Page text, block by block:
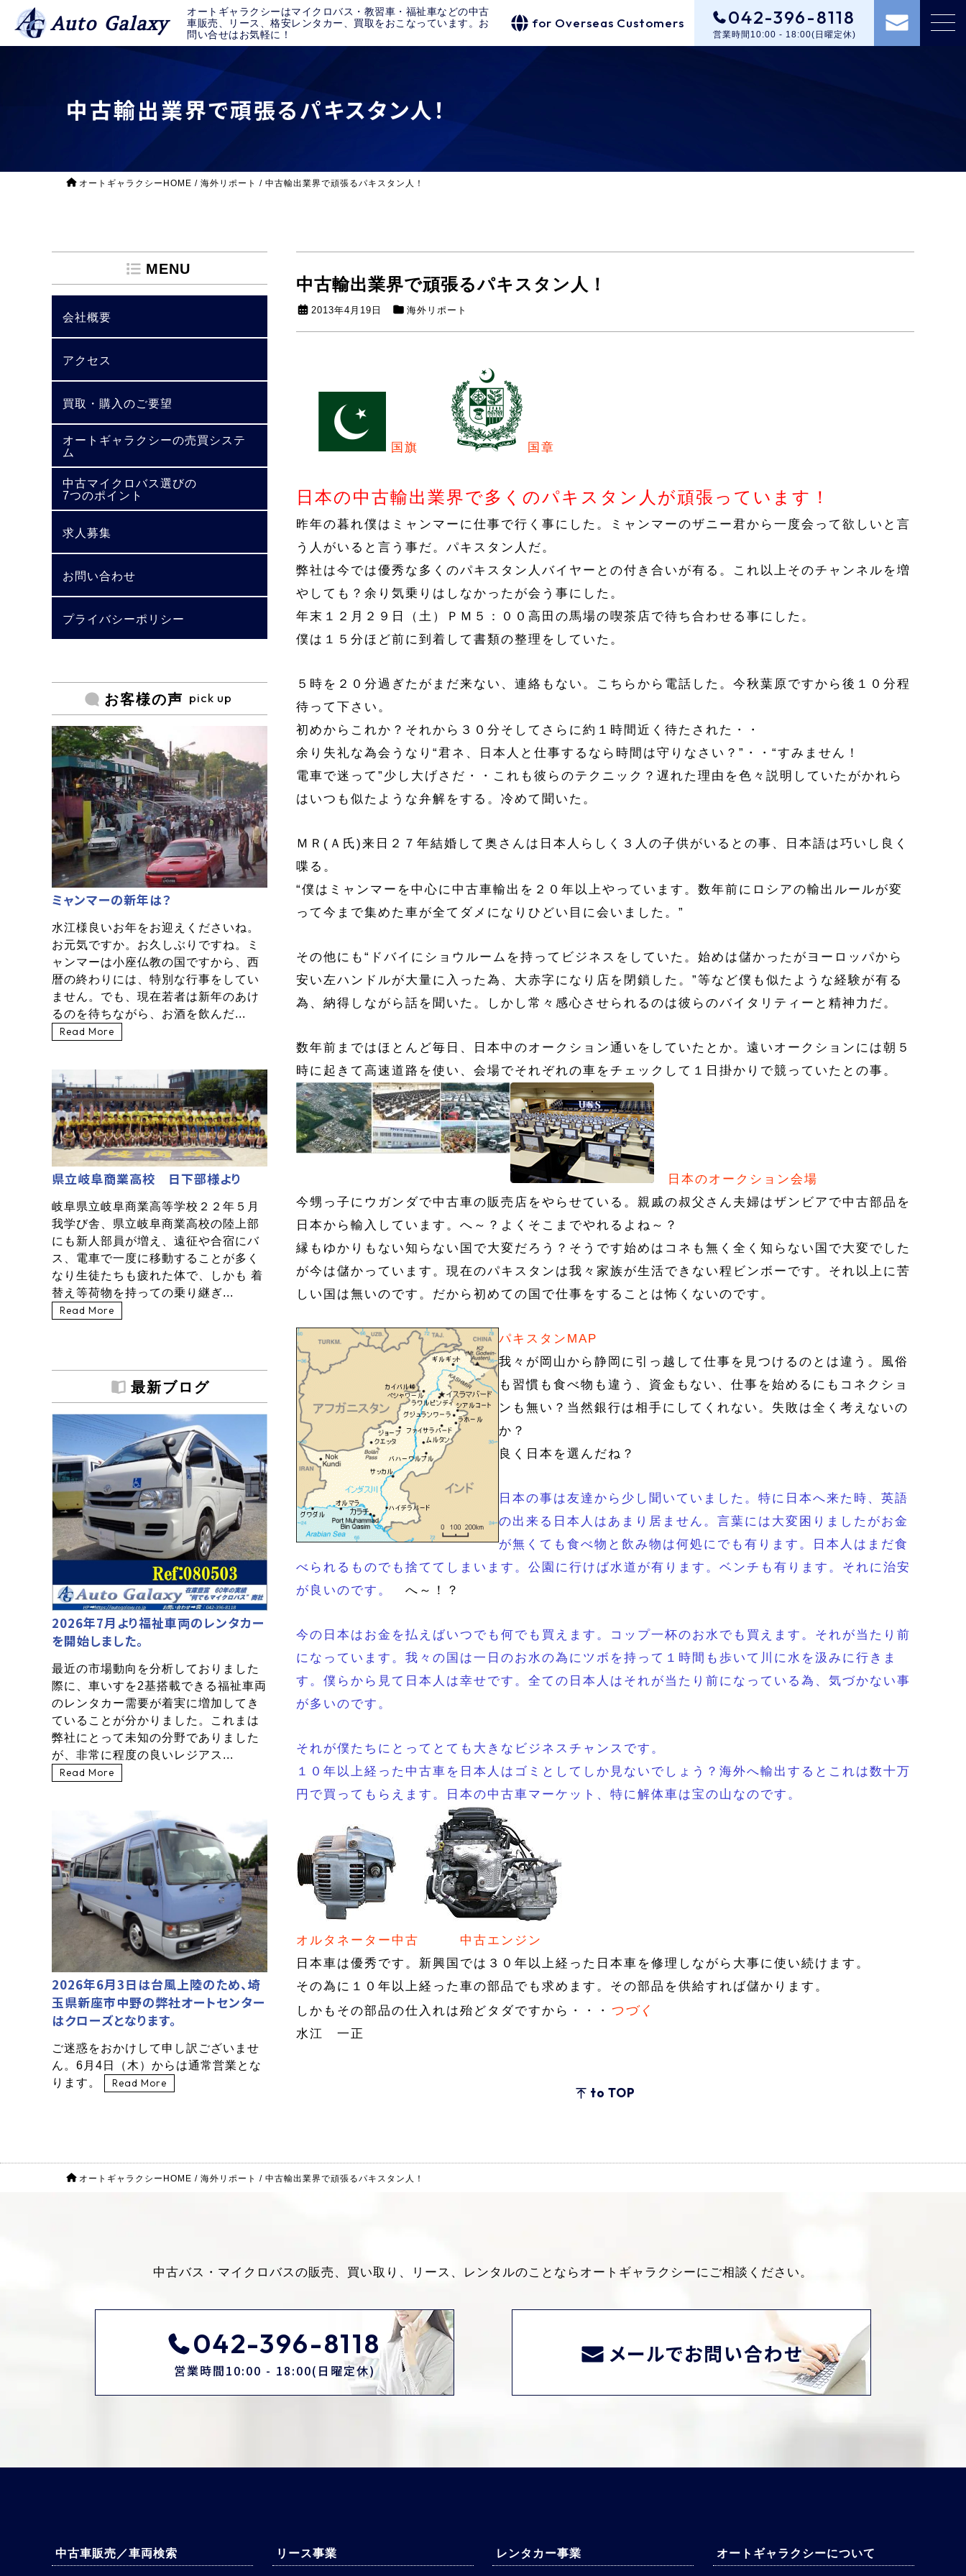
Auto Galaxy
オートギャラクシーはマイクロバス・教習車・福祉車などの中古
車販売、リース、格安レンタカー、買取をおこなっています。お
問い合せはお気軽に！
for Overseas Customers 042-396-8118
営業時間10:00 - 18:00(日曜定休)
中古輸出業界で頑張るパキスタン人！
オートギャラクシーHOME / 海外リポート / 中古輸出業界で頑張るパキスタン人！
中古輸出業界で頑張るパキスタン人！
2013年4月19日 海外リポート
国旗 国章
日本の中古輸出業界で多くのパキスタン人が頑張っています！
昨年の暮れ僕はミャンマーに仕事で行く事にした。ミャンマーのザニー君から一度会って欲しいと言
う人がいると言う事だ。パキスタン人だ。
弊社は今では優秀な多くのパキスタン人バイヤーとの付き合いが有る。これ以上そのチャンネルを増
やしても？余り気乗りはしなかったが会う事にした。
年末１２月２９日（土）ＰＭ５：００高田の馬場の喫茶店で待ち合わせる事にした。
僕は１５分ほど前に到着して書類の整理をしていた。
５時を２０分過ぎたがまだ来ない、連絡もない。こちらから電話した。今秋葉原ですから後１０分程
待って下さい。
初めからこれか？それから３０分そしてさらに約１時間近く待たされた・・
余り失礼な為会うなり“君ネ、日本人と仕事するなら時間は守りなさい？”・・“すみません！
電車で迷って”少し大げさだ・・これも彼らのテクニック？遅れた理由を色々説明していたがかれら
はいつも似たような弁解をする。冷めて聞いた。
ＭＲ(Ａ氏)来日２７年結婚して奥さんは日本人らしく３人の子供がいるとの事、日本語は巧いし良く
喋る。
“僕はミャンマーを中心に中古車輸出を２０年以上やっています。数年前にロシアの輸出ルールが変
って今まで集めた車が全てダメになりひどい目に会いました。”
その他にも“ドバイにショウルームを持ってビジネスをしていた。始めは儲かったがヨーロッパから
安い左ハンドルが大量に入った為、大赤字になり店を閉鎖した。”等など僕も似たような経験が有る
為、納得しながら話を聞いた。しかし常々感心させられるのは彼らのバイタリティーと精神力だ。
数年前まではほとんど毎日、日本中のオークション通いをしていたとか。遠いオークションには朝５
時に起きて高速道路を使い、会場でそれぞれの車をチェックして１日掛かりで競っていたとの事。
日本のオークション会場
今甥っ子にウガンダで中古車の販売店をやらせている。親戚の叔父さん夫婦はザンビアで中古部品を
日本から輸入しています。へ～？よくそこまでやれるよね～？
縁もゆかりもない知らない国で大変だろう？そうです始めはコネも無く全く知らない国で大変でした
が今は儲かっています。現在のパキスタンは我々家族が生活できない程ビンボーです。それ以上に苦
しい国は無いのです。だから初めての国で仕事をすることは怖くないのです。
パキスタンMAP
我々が岡山から静岡に引っ越して仕事を見つけるのとは違う。風俗
も習慣も食べ物も違う、資金もない、仕事を始めるにもコネクショ
ンも無い？当然銀行は相手にしてくれない。失敗は全く考えないの
か？
良く日本を選んだね？
日本の事は友達から少し聞いていました。特に日本へ来た時、英語
の出来る日本人はあまり居ません。言葉には大変困りましたがお金
が無くても食べ物と飲み物は何処にでも有ります。日本人はまだ食
べられるものでも捨ててしまいます。公園に行けば水道が有ります。ベンチも有ります。それに治安
が良いのです。
へ～！？
今の日本はお金を払えばいつでも何でも買えます。コップ一杯のお水でも買えます。それが当たり前
になっています。我々の国は一日のお水の為にツボを持って１時間も歩いて川に水を汲みに行きま
す。僕らから見て日本人は幸せです。全ての日本人はそれが当たり前になっている為、気づかない事
が多いのです。
それが僕たちにとってとても大きなビジネスチャンスです。
１０年以上経った中古車を日本人はゴミとしてしか見ないでしょう？海外へ輸出するとこれは数十万
円で買ってもらえます。日本の中古車マーケット、特に解体車は宝の山なのです。
オルタネーター中古
中古エンジン
日本車は優秀です。新興国では３０年以上経った日本車を修理しながら大事に使い続けます。
その為に１０年以上経った車の部品でも求めます。その部品を供給すれば儲かります。
しかもその部品の仕入れは殆どタダですから・・・ つづく
水江 一正
to TOP
MENU
会社概要
アクセス
買取・購入のご要望
オートギャラクシーの売買システ
ム
中古マイクロバス選びの
7つのポイント
求人募集
お問い合わせ
プライバシーポリシー
お客様の声 pick up
ミャンマーの新年は？
水江様良いお年をお迎えくださいね。
お元気ですか。お久しぶりですね。ミ
ャンマーは小座仏教の国ですから、西
暦の終わりには、特別な行事をしてい
ません。でも、現在若者は新年のあけ
るのを待ちながら、お酒を飲んだ...
Read More
県立岐阜商業高校 日下部様より
岐阜県立岐阜商業高等学校２２年５月
我学び舎、県立岐阜商業高校の陸上部
にも新人部員が増え、遠征や合宿にバ
ス、電車で一度に移動することが多く
なり生徒たちも疲れた体で、しかも 着
替え等荷物を持っての乗り継ぎ...
Read More
最新ブログ
2026年7月より福祉車両のレンタカー
を開始しました。
最近の市場動向を分析しておりました
際に、車いすを2基搭載できる福祉車両
のレンタカー需要が着実に増加してき
ていることが分かりました。これまは
弊社にとって未知の分野でありました
が、非常に程度の良いレジアス...
Read More
2026年6月3日は台風上陸のため、埼
玉県新座市中野の弊社オートセンター
はクローズとなります。
ご迷惑をおかけして申し訳ございませ
ん。6月4日（木）からは通常営業とな
ります。
Read More
オートギャラクシーHOME / 海外リポート / 中古輸出業界で頑張るパキスタン人！
中古バス・マイクロバスの販売、買い取り、リース、レンタルのことなら オートギャラクシーにご相談ください。
042-396-8118
営業時間10:00 - 18:00(日曜定休)
メールでお問い合わせ
中古車販売／車両検索 リース事業 レンタカー事業 オートギャラクシーについて